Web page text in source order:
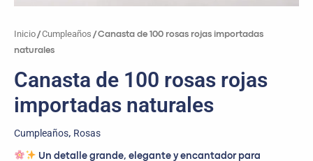
Inicio /Cumpleaños / Canasta de 100 rosas rojas importadas
naturales
Canasta de 100 rosas rojas
importadas naturales
Cumpleaños, Rosas
Un detalle grande, elegante y encantador para